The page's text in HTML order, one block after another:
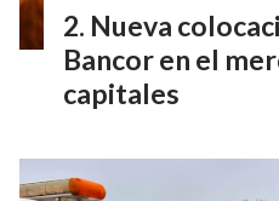
Nueva
Bancor en el
capitales